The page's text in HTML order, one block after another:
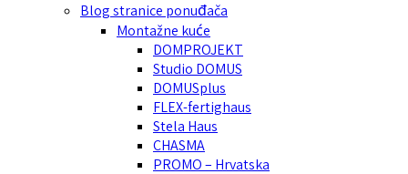
Blog stranice ponuđača
Montažne kuće
DOMPROJEKT
Studio DOMUS
DOMUSplus
FLEX-fertighaus
Stela Haus
CHASMA
PROMO – Hrvatska